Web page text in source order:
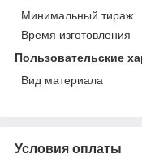
Минимальный тираж
Время изготовления
Пользовательские
Вид материала
Условия оплаты